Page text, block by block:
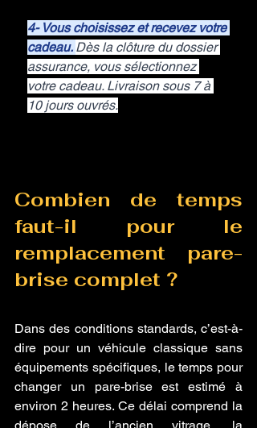
4- Vous choisissez et recevez votre
cadeau. Dès la clôture du dossier
assurance, vous sélectionnez
votre cadeau. Livraison sous 7 à
10 jours ouvrés.
Combien de temps
faut-il pour le
remplacement pare-
brise complet ?
Dans des conditions standards, c’est-à-
dire pour un véhicule classique sans
équipements spécifiques, le temps pour
changer un pare-brise est estimé à
environ 2 heures. Ce délai comprend la